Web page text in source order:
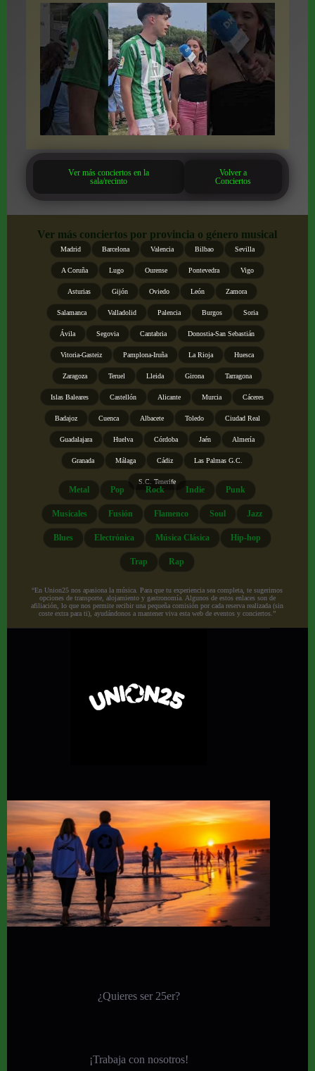
Ver más conciertos en la
sala/recinto
Volver a
Conciertos
Ver más conciertos por provincia o género musical
Madrid Barcelona Valencia Bilbao Sevilla
A Coruña Lugo Ourense Pontevedra Vigo
Asturias Gijón Oviedo León Zamora
Salamanca Valladolid Palencia Burgos Soria
Ávila Segovia Cantabria Donostia-San Sebastián
Vitoria-Gasteiz Pamplona-Iruña La Rioja Huesca
Zaragoza Teruel Lleida Girona Tarragona
Islas Baleares Castellón Alicante Murcia Cáceres
Badajoz Cuenca Albacete Toledo Ciudad Real
Guadalajara Huelva Córdoba Jaén Almería
Granada Málaga Cádiz Las Palmas G.C.
S.C. Tenerife
Metal Pop Rock Indie Punk
Musicales Fusión Flamenco Soul Jazz
Blues Electrónica Música Clásica Hip-hop
Trap Rap
“En Union25 nos apasiona la música. Para que tu experiencia sea completa, te sugerimos
opciones de transporte, alojamiento y gastronomía. Algunos de estos enlaces son de
afiliación, lo que nos permite recibir una pequeña comisión por cada reserva realizada (sin
coste extra para ti), ayudándonos a mantener viva esta web de eventos y conciertos.”
¿Quieres ser 25er?
¡Trabaja con nosotros!